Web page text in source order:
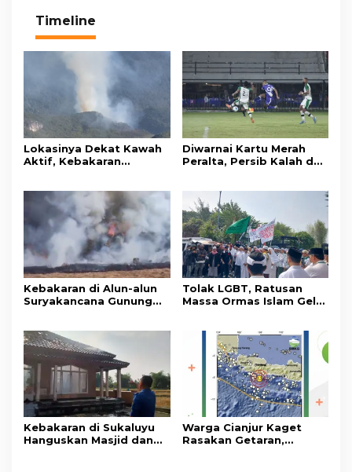
Timeline
Lokasinya Dekat Kawah
Aktif, Kebakaran
Pangrango
Diwarnai Kartu Merah
Peralta, Persib Kalah dari
Kebakaran di Alun-alun
Suryakancana Gunung
Masih Bersiaga
Tolak LGBT, Ratusan
Massa Ormas Islam Gelar
Kebakaran di Sukaluyu
Hanguskan Masjid dan
Warga Cianjur Kaget
Rasakan Getaran,